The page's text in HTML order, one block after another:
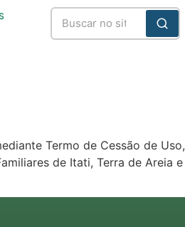
Termo de Cessão de Uso,
de Itati, Terra de Areia e